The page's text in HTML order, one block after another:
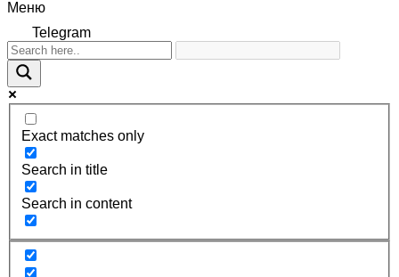
Меню
Telegram
Exact matches only
Search in title
Search in content